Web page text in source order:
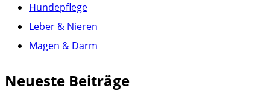
Hundepflege
Leber & Nieren
Magen & Darm
Neueste Beiträge